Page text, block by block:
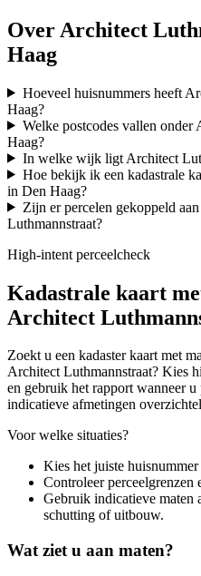
Over Architect
Haag
Hoeveel huisnummers heeft
Haag?
Welke postcodes vallen onder
Haag?
In welke wijk ligt Architect
Hoe bekijk ik een kadastrale
in Den Haag?
Zijn er percelen gekoppeld
Luthmannstraat?
High-intent perceelcheck
Kadastrale kaart
Architect
Zoekt u een kadaster kaart met
Architect Luthmannstraat? Kies
en gebruik het rapport wanneer u
indicatieve afmetingen
Voor welke situaties?
Kies het juiste
Controleer perceelgrenzen
Gebruik indicatieve maten
schutting of uitbouw.
Wat ziet u aan maten?